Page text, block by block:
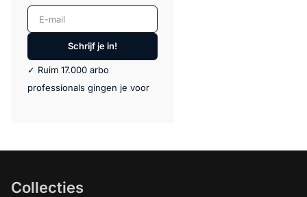
E-mail
Schrijf je in!
✓ Ruim 17.000 arbo
professionals gingen je voor
Collecties